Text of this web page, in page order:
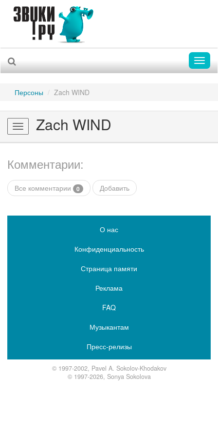
Персоны Zach WIND
Toggle
navigation
Zach WIND
Комментарии:
Все комментарии 0 Добавить
О нас
Конфиденциальность
Страница памяти
Реклама
FAQ
Музыкантам
Пресс-релизы
© 1997-2002, Pavel A. Sokolov-Khodakov
© 1997-2026, Sonya Sokolova